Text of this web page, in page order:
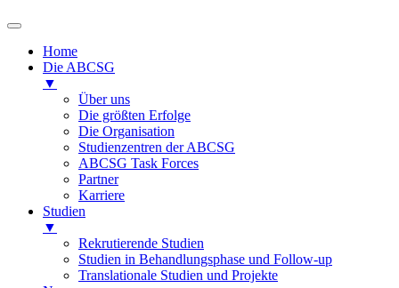
Home
Die ABCSG
▼
Über uns
Die größten Erfolge
Die Organisation
Studienzentren der ABCSG
ABCSG Task Forces
Partner
Karriere
Studien
▼
Rekrutierende Studien
Studien in Behandlungsphase und Follow-up
Translationale Studien und Projekte